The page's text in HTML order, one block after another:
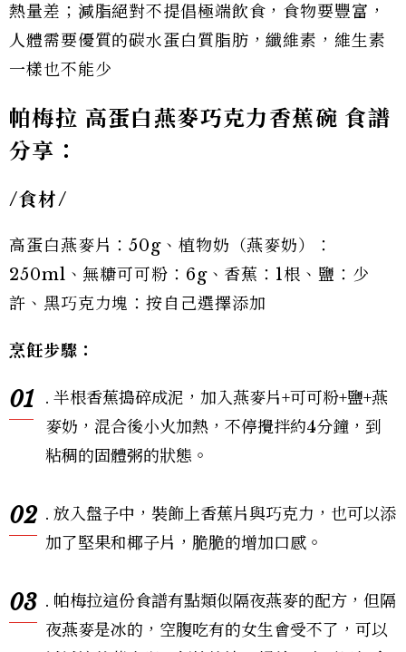
熱量差；減脂絕對不提倡極端飲食，食物要豐富，
人體需要優質的碳水蛋白質脂肪，纖維素，維生素
一樣也不能少
帕梅拉 高蛋白燕麥巧克力香蕉碗 食譜
分享：
/食材/
高蛋白燕麥片：50g、植物奶（燕麥奶）：
250ml、無糖可可粉：6g、香蕉：1根、鹽：少
許、黑巧克力塊：按自己選擇添加
烹飪步驟：
01
. 半根香蕉搗碎成泥，加入燕麥片+可可粉+鹽+燕
麥奶，混合後小火加熱，不停攪拌約4分鐘，到
粘稠的固體粥的狀態。
02 . 放入盤子中，裝飾上香蕉片與巧克力，也可以添
加了堅果和椰子片，脆脆的增加口感。
03 . 帕梅拉這份食譜有點類似隔夜燕麥的配方，但隔
夜燕麥是冰的，空腹吃有的女生會受不了，可以